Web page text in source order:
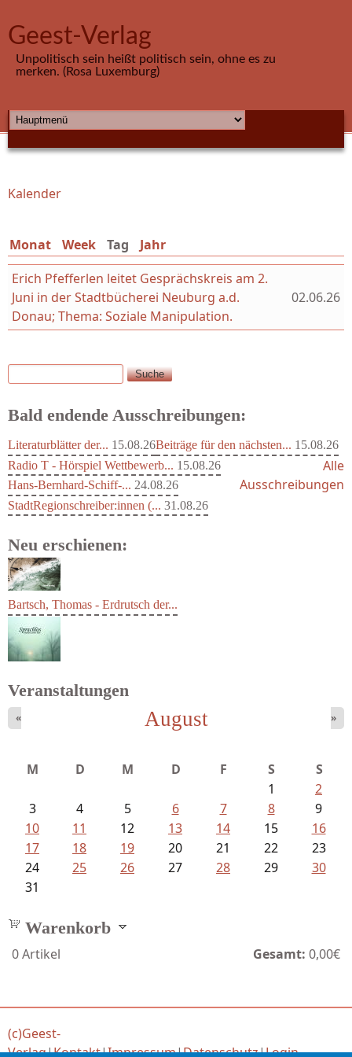
Geest-Verlag
Unpolitisch sein heißt politisch sein, ohne es zu
merken. (Rosa Luxemburg)
HAUPTMENÜ
Sie sind hier
Kalender
Monat Week Tag (aktiver Reiter)
Jahr
Erich Pfefferlen leitet Gesprächskreis am 2.
Juni in der Stadtbücherei Neuburg a.d.
Donau; Thema: Soziale Manipulation.
02.06.26
Suchformular
Suche
Bald endende Ausschreibungen:
Literaturblätter der... 15.08.26Beiträge für den nächsten... 15.08.26
Radio T - Hörspiel Wettbewerb... 15.08.26
Hans-Bernhard-Schiff-... 24.08.26
StadtRegionschreiber:innen (... 31.08.26
Alle
Ausschreibungen
Neu erschienen:
Bartsch, Thomas - Erdrutsch der...
Struckmeyer, Ingeborg - Sprachlos...
Veranstaltungen
August
« »
M D M D F S
S
1
2
3
4 5 6 7 8
9
10
11 12 13 14 15
16
17
18 19 20 21 22
23
24
25 26 27 28 29
30
31
Warenkorb
0Artikel Gesamt: 0,00€
(c)Geest-
Verlag|Kontakt|Impressum|Datenschutz|Login